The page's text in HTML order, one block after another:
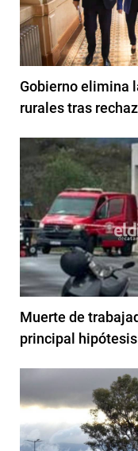
Gobierno elimina
rurales tras
Muerte de
principal